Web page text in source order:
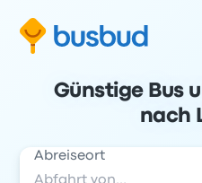
Günstige Bus
nach
Abreiseort